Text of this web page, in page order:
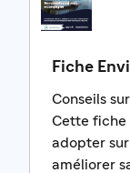
Fiche
Conseils
Cette fiche
adopter
améliorer